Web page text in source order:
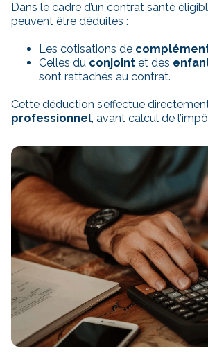
Dans le cadre d’un contrat santé
peuvent être déduites :
Les cotisations de
Celles du conjoint et des
sont rattachés au contrat.
Cette déduction s’effectue
professionnel, avant calcul de